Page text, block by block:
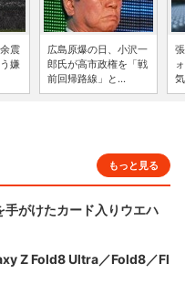
震
嫌
広島原爆の日、小沢一
郎氏が高市政権を「戦
前回帰路線」と...
もっと見る
がけたカード入りウエハ
Z Fold8 Ultra／Fold8／Fl